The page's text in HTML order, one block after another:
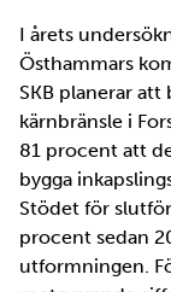
I årets
Östhammars
SKB planerar
kärnbränsle i
81 procent att
bygga
Stödet för
procent sedan
utformningen.